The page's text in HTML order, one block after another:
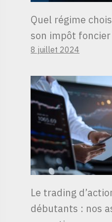
Quel régime
son impôt foncier
8 juillet 2024
Le trading
débutants : nos